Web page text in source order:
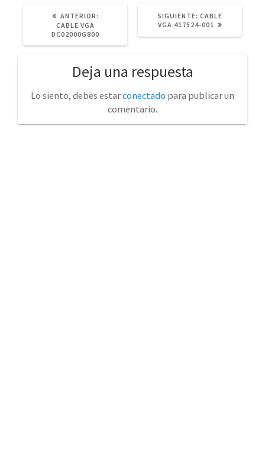
ANTERIOR:
CABLE VGA
DC02000G800
SIGUIENTE: SIGUIENTE
POST:
CABLE
VGA 417524-001
Deja una respuesta
Lo siento, debes estarconectado para publicar un
comentario.